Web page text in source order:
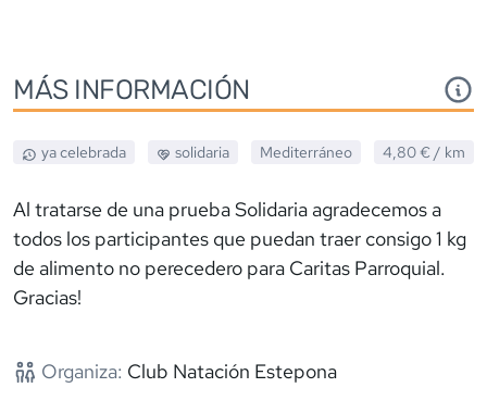
MÁS INFORMACIÓN
ya celebrada solidaria Mediterráneo 4,80 € / km
Al tratarse de una prueba Solidaria agradecemos a
todos los participantes que puedan traer consigo 1 kg
de alimento no perecedero para Caritas Parroquial.
Gracias!
Organiza: Club Natación Estepona